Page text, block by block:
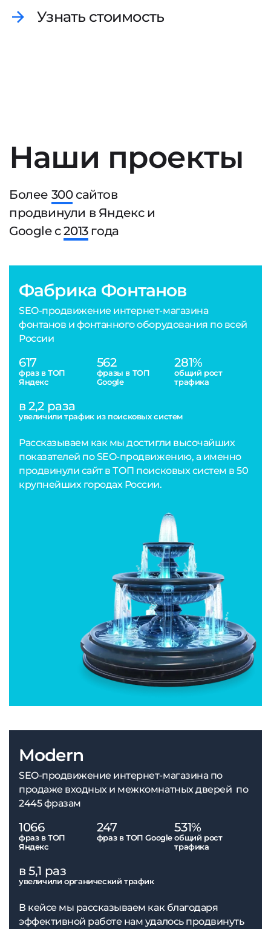
Узнать стоимость
Наши проекты
Более 300сайтов
продвинули в Яндекс и
Google с2013года
Фабрика Фонтанов
SEO-продвижение интернет-магазина
фонтанов и фонтанного оборудования по всей
России
617
фраз в ТОП
Яндекс
562
фразы в ТОП
Google
281%
общий рост
трафика
в 2,2 раза
увеличили трафик из поисковых систем
Рассказываем как мы достигли высочайших
показателей по SEO-продвижению, а именно
продвинули сайт в ТОП поисковых систем в 50
крупнейших городах России.
Modern
SEO-продвижение интернет-магазина по
продаже входных и межкомнатных дверей по
2445 фразам
1066
фраз в ТОП
Яндекс
247
фраз в ТОП Google
531%
общий рост
трафика
в 5,1 раз
увеличили органический трафик
В кейсе мы рассказываем как благодаря
эффективной работе нам удалось продвинуть